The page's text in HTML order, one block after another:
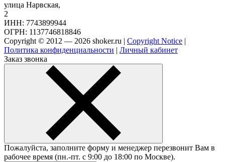
улица Нарвская,
2
ИНН: 7743899944
ОГРН: 1137746818846
Copyright © 2012 — 2026 shoker.ru | Copyright Notice |
Политика конфиденциальности | Личный кабинет
Заказ звонка
Пожалуйста, заполните форму и менеджер перезвонит Вам в
рабочее время (пн.-пт. с 9:00 до 18:00 по Москве).